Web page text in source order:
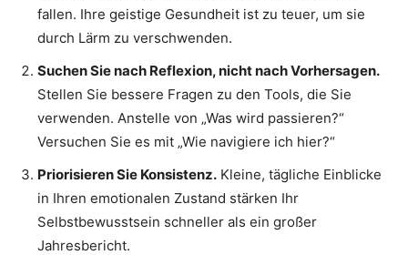
fallen. Ihre geistige Gesundheit ist zu teuer, um sie
durch Lärm zu verschwenden.
Suchen Sie nach Reflexion, nicht nach Vorhersagen.
Stellen Sie bessere Fragen zu den Tools, die Sie
verwenden. Anstelle von „Was wird passieren?“
Versuchen Sie es mit „Wie navigiere ich hier?“
Priorisieren Sie Konsistenz. Kleine, tägliche Einblicke
in Ihren emotionalen Zustand stärken Ihr
Selbstbewusstsein schneller als ein großer
Jahresbericht.